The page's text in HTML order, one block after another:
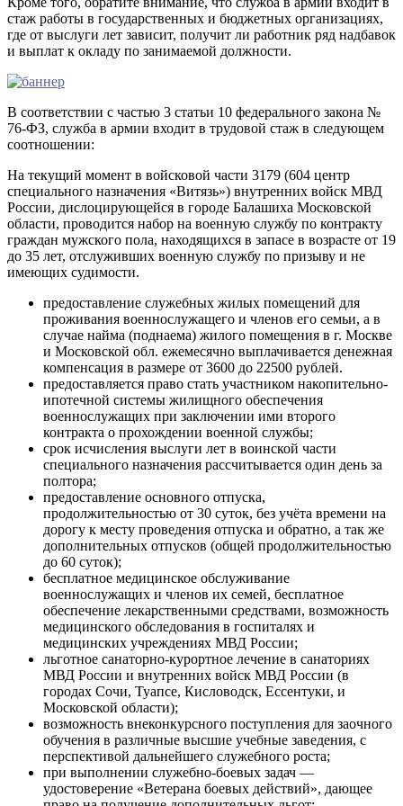
стаж работы в государственных и бюджетных организациях,
где от выслуги лет зависит, получит ли работник ряд надбавок
и выплат к окладу по занимаемой должности.
В соответствии с частью 3 статьи 10 федерального закона №
76-ФЗ, служба в армии входит в трудовой стаж в следующем
соотношении:
На текущий момент в войсковой части 3179 (604 центр
специального назначения «Витязь») внутренних войск МВД
России, дислоцирующейся в городе Балашиха Московской
области, проводится набор на военную службу по контракту
граждан мужского пола, находящихся в запасе в возрасте от 19
до 35 лет, отслуживших военную службу по призыву и не
имеющих судимости.
предоставление служебных жилых помещений для
проживания военнослужащего и членов его семьи, а в
случае найма (поднаема) жилого помещения в г. Москве
и Московской обл. ежемесячно выплачивается денежная
компенсация в размере от 3600 до 22500 рублей.
предоставляется право стать участником накопительно-
ипотечной системы жилищного обеспечения
военнослужащих при заключении ими второго
контракта о прохождении военной службы;
срок исчисления выслуги лет в воинской части
специального назначения рассчитывается один день за
полтора;
предоставление основного отпуска,
продолжительностью от 30 суток, без учёта времени на
дорогу к месту проведения отпуска и обратно, а так же
дополнительных отпусков (общей продолжительностью
до 60 суток);
бесплатное медицинское обслуживание
военнослужащих и членов их семей, бесплатное
обеспечение лекарственными средствами, возможность
медицинского обследования в госпиталях и
медицинских учреждениях МВД России;
льготное санаторно-курортное лечение в санаториях
МВД России и внутренних войск МВД России (в
городах Сочи, Туапсе, Кисловодск, Ессентуки, и
Московской области);
возможность внеконкурсного поступления для заочного
обучения в различные высшие учебные заведения, с
перспективой дальнейшего служебного роста;
при выполнении служебно-боевых задач —
удостоверение «Ветерана боевых действий», дающее